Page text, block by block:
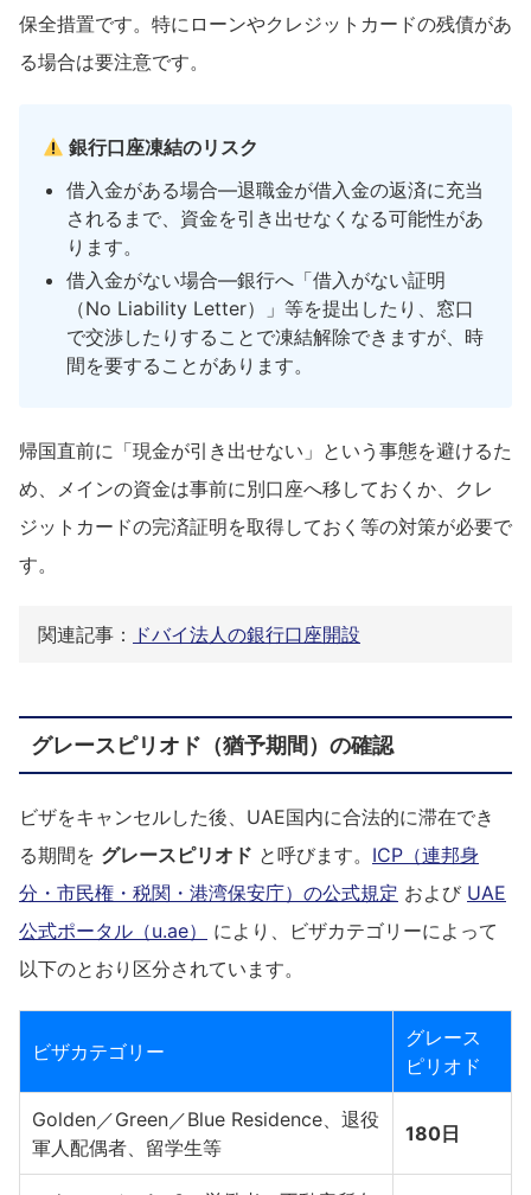
保全措置です。特にローンやクレジットカードの残債があ
る場合は要注意です。
銀行口座凍結のリスク
借入金がある場合—退職金が借入金の返済に充当
されるまで、資金を引き出せなくなる可能性があ
ります。
借入金がない場合—銀行へ「借入がない証明
（No Liability Letter）」等を提出したり、窓口
で交渉したりすることで凍結解除できますが、時
間を要することがあります。
帰国直前に「現金が引き出せない」という事態を避けるた
め、メインの資金は事前に別口座へ移しておくか、クレ
ジットカードの完済証明を取得しておく等の対策が必要で
す。
関連記事： ドバイ法人の銀行口座開設
グレースピリオド（猶予期間）の確認
ビザをキャンセルした後、UAE国内に合法的に滞在でき
る期間を グレースピリオド と呼びます。 ICP（連邦身
分・市民権・税関・港湾保安庁）の公式規定 および UAE
公式ポータル（u.ae）
により、ビザカテゴリーによって
以下のとおり区分されています。
ビザカテゴリー
グレース
ピリオド
Golden／Green／Blue Residence、退役
軍人配偶者、留学生等
180日